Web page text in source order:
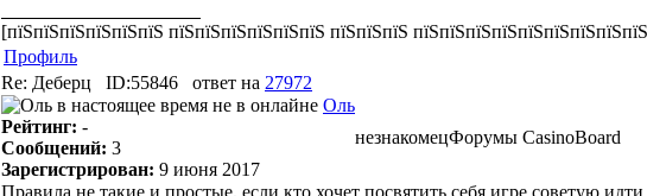
[пїЅпїЅпїЅпїЅпїЅпїЅ пїЅпїЅпїЅпїЅпїЅпїЅ пїЅпїЅпїЅ
Профиль
Re: Деберц
ID:55846 ответ на 27972
Оль
Рейтинг: -
Сообщений: 3
Зарегистрирован: 9 июня 2017
незнакомецФорумы CasinoBoard
Правила не такие и простые, если кто хочет посвятить себя игре советую идти